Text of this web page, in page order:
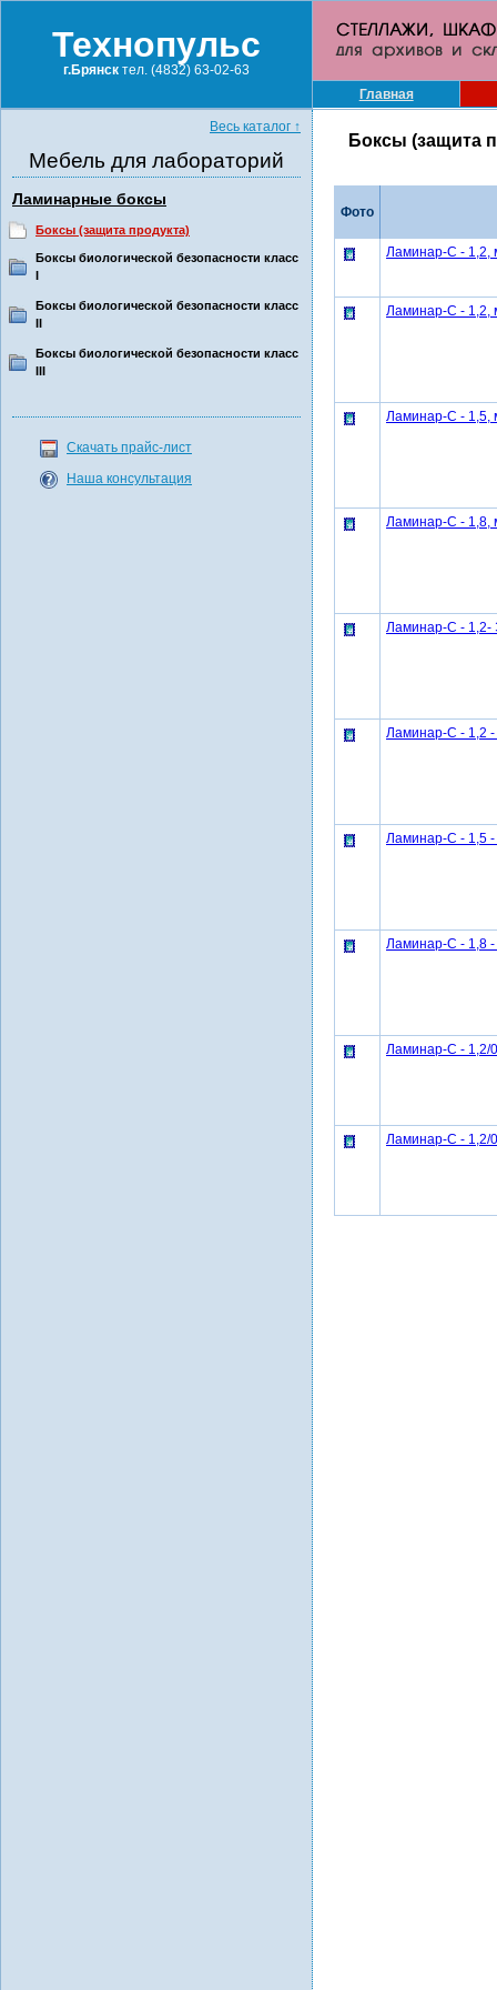
Технопульс
г.Брянск тел. (4832) 63-02-63
Главная
Весь каталог ↑
Мебель для лабораторий
Ламинарные боксы
Боксы (защита продукта)
Боксы биологической безопасности класс
I
Боксы биологической безопасности класс
II
Боксы биологической безопасности класс
III
Скачать прайс-лист
Наша консультация
Боксы (защита
Фото
Ламинар-С - 1,2,
Ламинар-С - 1,2,
Ламинар-С - 1,5,
Ламинар-С - 1,8,
Ламинар-С - 1,2-
Ламинар-С - 1,2 -
Ламинар-С - 1,5 -
Ламинар-С - 1,8 -
Ламинар-С - 1,2/
Ламинар-С - 1,2/